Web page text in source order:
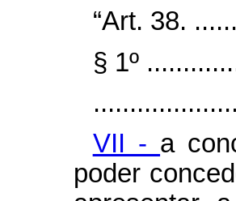
“Art. 38.
§ 1º
VII - a
poder